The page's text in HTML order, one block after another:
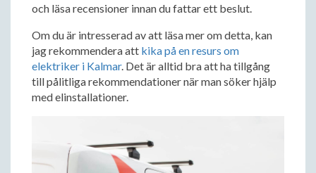
och läsa recensioner innan du fattar ett beslut.
Om du är intresserad av att läsa mer om detta, kan
jag rekommendera att kika på en resurs om
elektriker i Kalmar. Det är alltid bra att ha tillgång
till pålitliga rekommendationer när man söker hjälp
med elinstallationer.